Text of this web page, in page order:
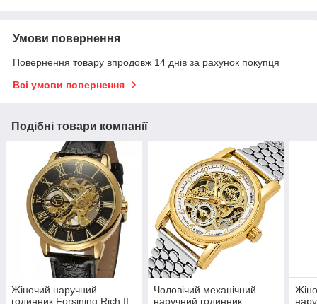
Умови повернення
Повернення товару впродовж 14 днів за рахунок покупця
Всі умови повернення
Подібні товари компанії
Жіночий наручний
годинник Forsining Rich II
Чоловічий механічний
наручний годинник